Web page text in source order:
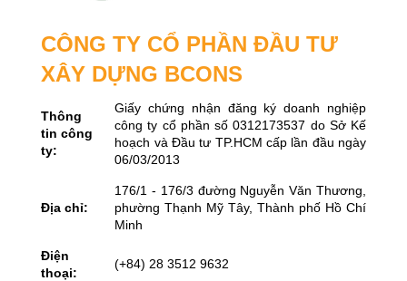
CÔNG TY CỔ PHẦN ĐẦU TƯ
XÂY DỰNG BCONS
Thông
tin công
ty:
Giấy chứng nhận đăng ký doanh nghiệp
công ty cổ phần số 0312173537 do Sở Kế
hoạch và Đầu tư TP.HCM cấp lần đầu ngày
06/03/2013
Địa chỉ:
176/1 - 176/3 đường Nguyễn Văn Thương,
phường Thạnh Mỹ Tây, Thành phố Hồ Chí
Minh
Điện
thoại:
(+84) 28 3512 9632